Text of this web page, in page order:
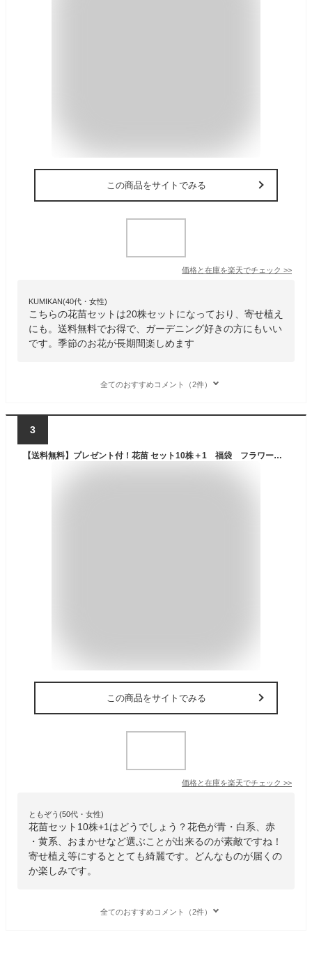
この商品をサイトでみる
価格と在庫を楽天でチェック >>
KUMIKAN(40代・女性)
こちらの花苗セットは20株セットになっており、寄せ植え
にも。送料無料でお得で、ガーデニング好きの方にもいい
です。季節のお花が長期間楽しめます
全てのおすすめコメント（2件）
3
【送料無料】プレゼント付！花苗 セット10株＋1 福袋 フラワー 花壇 花 送料無料 苗物 寄せ植え 宿根草 多年草 一年草 庭 手入れ 店舗花壇 苗セット ガーデン
この商品をサイトでみる
価格と在庫を楽天でチェック >>
ともぞう(50代・女性)
花苗セット10株+1はどうでしょう？花色が青・白系、赤
・黄系、おまかせなど選ぶことが出来るのが素敵ですね！
寄せ植え等にするととても綺麗です。どんなものが届くの
か楽しみです。
全てのおすすめコメント（2件）